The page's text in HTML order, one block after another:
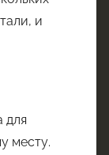
и
для
месту.